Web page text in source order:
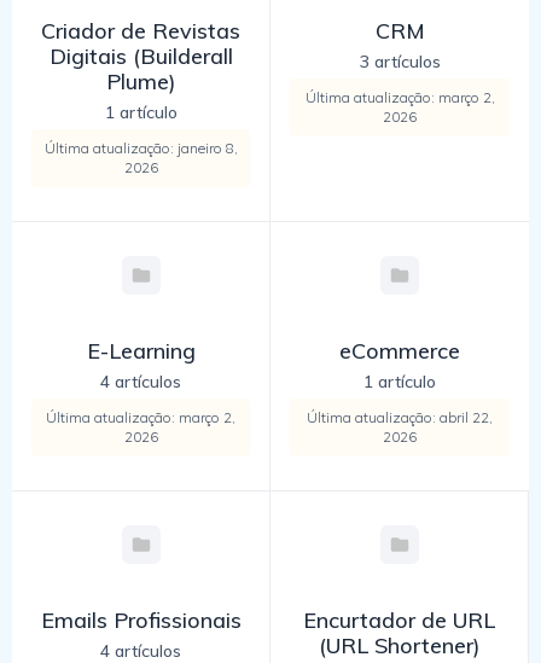
Criador de Revistas
Digitais (Builderall
Plume)
1 artículo
Última atualização: janeiro 8,
2026
CRM
3 artículos
Última atualização: março 2,
2026
E-Learning
4 artículos
Última atualização: março 2,
2026
eCommerce
1 artículo
Última atualização: abril 22,
2026
Emails Profissionais
4 artículos
Encurtador de URL
(URL Shortener)